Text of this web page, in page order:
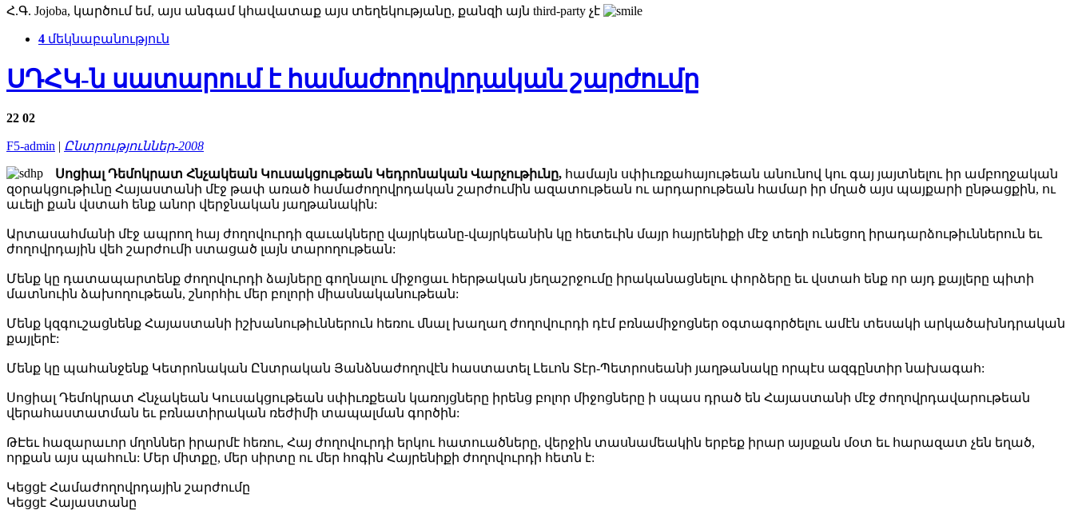
Հ.Գ. Jojoba, կարծում եմ, այս անգամ կհավատաք այս տեղեկությանը, քանզի այն third-party չէ
4 մեկնաբանություն
ՍԴՀԿ-ն սատարում է համաժողովրդական շարժումը
22 02
F5-admin | Ընտրություններ-2008
Սոցիալ Դեմոկրատ Հնչակեան Կուսակցութեան Կեդրոնական Վարչութիւնը, համայն սփիւռքահայութեան անունով կու գայ յայտնելու իր ամբողջական
զօրակցութիւնը Հայաստանի մէջ թափ առած համաժողովրդական շարժումին ազատութեան ու արդարութեան համար իր մղած այս պայքարի ընթացքին, ու
աւելի քան վստահ ենք անոր վերջնական յաղթանակին:
Արտասահմանի մէջ ապրող հայ ժողովուրդի զաւակները վայրկեանը-վայրկեանին կը հետեւին մայր հայրենիքի մէջ տեղի ունեցող իրադարձութիւններուն եւ
ժողովրդային վեհ շարժումի ստացած լայն տարողութեան:
Մենք կը դատապարտենք ժողովուրդի ձայները գողնալու միջոցաւ հերթական յեղաշրջումը իրականացնելու փորձերը եւ վստահ ենք որ այդ քայլերը պիտի
մատնուին ձախողութեան, շնորհիւ մեր բոլորի միասնականութեան:
Մենք կզգուշացնենք Հայաստանի իշխանութիւններուն հեռու մնալ խաղաղ ժողովուրդի դէմ բռնամիջոցներ օգտագործելու ամէն տեսակի արկածախնդրական
քայլերէ:
Մենք կը պահանջենք Կետրոնական Ընտրական Յանձնաժողովէն հաստատել Լեւոն Տէր-Պետրոսեանի յաղթանակը որպէս ազգընտիր նախագահ:
Սոցիալ Դեմոկրատ Հնչակեան Կուսակցութեան սփիւռքեան կառոյցները իրենց բոլոր միջոցները ի սպաս դրած են Հայաստանի մէջ ժողովրդավարութեան
վերահաստատման եւ բռնատիրական ռեժիմի տապալման գործին:
ԹԷեւ հազարաւոր մղոններ իրարմէ հեռու, Հայ ժողովուրդի երկու հատուածները, վերջին տասնամեակին երբեք իրար այսքան մօտ եւ հարազատ չեն եղած,
որքան այս պահուն: Մեր միտքը, մեր սիրտը ու մեր հոգին Հայրենիքի ժողովուրդի հետն է:
Կեցցէ Համաժողովրդային շարժումը
Կեցցէ Հայաստանը